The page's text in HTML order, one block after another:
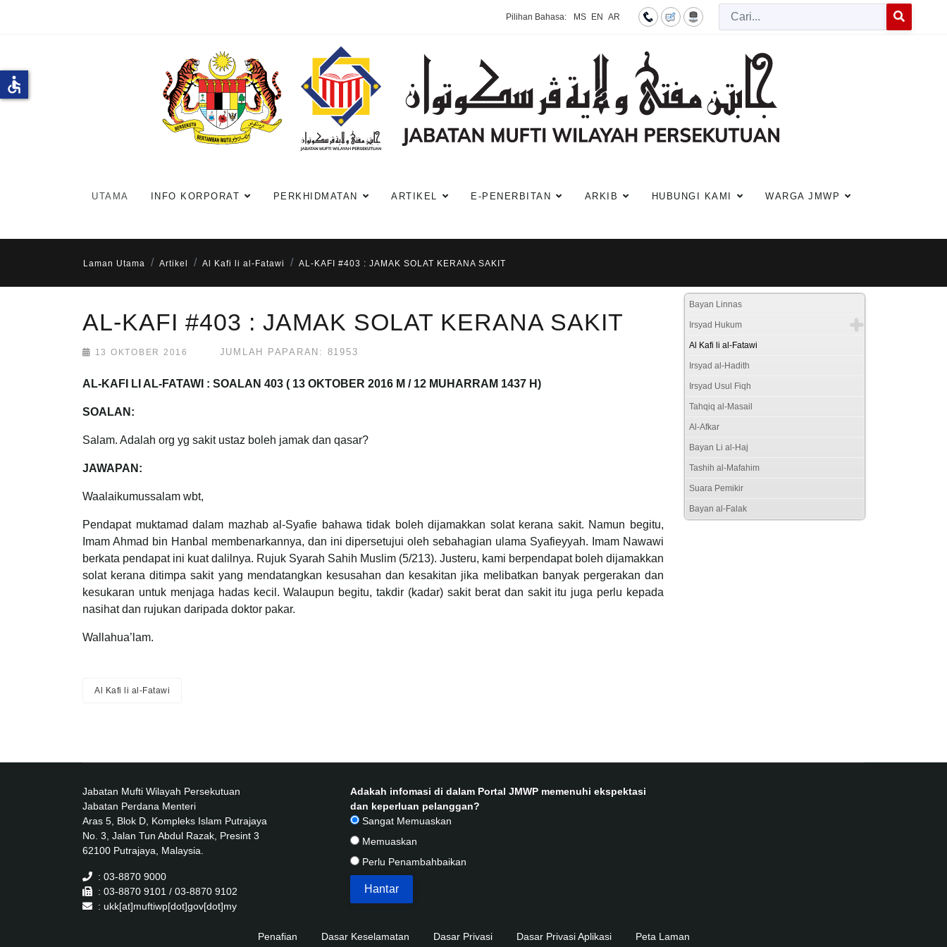
Pilihan Bahasa: MS EN AR
Cari
UTAMA INFO KORPORAT PERKHIDMATAN ARTIKEL E-PENERBITAN ARKIB HUBUNGI KAMI WARGA JMWP
Laman Utama Artikel Al Kafi li al-Fatawi AL-KAFI #403 : JAMAK SOLAT KERANA SAKIT
AL-KAFI #403 : JAMAK SOLAT KERANA SAKIT
13 OKTOBER 2016 JUMLAH PAPARAN: 81953
AL-KAFI LI AL-FATAWI : SOALAN 403 ( 13 OKTOBER 2016 M / 12 MUHARRAM 1437 H)
SOALAN:
Salam. Adalah org yg sakit ustaz boleh jamak dan qasar?
JAWAPAN:
Waalaikumussalam wbt,
Pendapat muktamad dalam mazhab al-Syafie bahawa tidak boleh dijamakkan solat kerana sakit. Namun begitu,
Imam Ahmad bin Hanbal membenarkannya, dan ini dipersetujui oleh sebahagian ulama Syafieyyah. Imam Nawawi
berkata pendapat ini kuat dalilnya. Rujuk Syarah Sahih Muslim (5/213). Justeru, kami berpendapat boleh dijamakkan
solat kerana ditimpa sakit yang mendatangkan kesusahan dan kesakitan jika melibatkan banyak pergerakan dan
kesukaran untuk menjaga hadas kecil. Walaupun begitu, takdir (kadar) sakit berat dan sakit itu juga perlu kepada
nasihat dan rujukan daripada doktor pakar.
Wallahua’lam.
Al Kafi li al-Fatawi
Bayan Linnas
Irsyad Hukum
Al Kafi li al-Fatawi
Irsyad al-Hadith
Irsyad Usul Fiqh
Tahqiq al-Masail
Al-Afkar
Bayan Li al-Haj
Tashih al-Mafahim
Suara Pemikir
Bayan al-Falak
Jabatan Mufti Wilayah Persekutuan
Jabatan Perdana Menteri
Aras 5, Blok D, Kompleks Islam Putrajaya
No. 3, Jalan Tun Abdul Razak, Presint 3
62100 Putrajaya, Malaysia.
: 03-8870 9000
: 03-8870 9101 / 03-8870 9102
: ukk[at]muftiwp[dot]gov[dot]my
Adakah infomasi di dalam Portal JMWP memenuhi ekspektasi
dan keperluan pelanggan?
Sangat Memuaskan
Memuaskan
Perlu Penambahbaikan
Penafian Dasar Keselamatan Dasar Privasi Dasar Privasi Aplikasi Peta Laman
accessible